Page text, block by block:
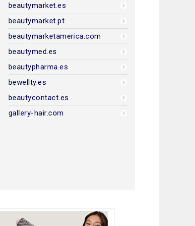
beautymarket.es
beautymarket.pt
beautymarketamerica.com
beautymed.es
beautypharma.es
bewellty.es
beautycontact.es
gallery-hair.com